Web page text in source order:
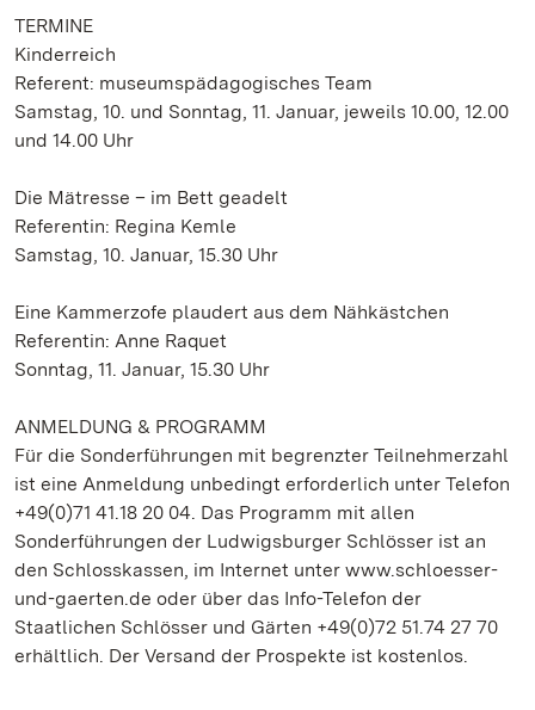
TERMINE
Kinderreich
Referent: museumspädagogisches Team
Samstag, 10. und Sonntag, 11. Januar, jeweils 10.00, 12.00
und 14.00 Uhr
Die Mätresse – im Bett geadelt
Referentin: Regina Kemle
Samstag, 10. Januar, 15.30 Uhr
Eine Kammerzofe plaudert aus dem Nähkästchen
Referentin: Anne Raquet
Sonntag, 11. Januar, 15.30 Uhr
ANMELDUNG & PROGRAMM
Für die Sonderführungen mit begrenzter Teilnehmerzahl
ist eine Anmeldung unbedingt erforderlich unter Telefon
+49(0)71 41.18 20 04. Das Programm mit allen
Sonderführungen der Ludwigsburger Schlösser ist an
den Schlosskassen, im Internet unter www.schloesser-
und-gaerten.de oder über das Info-Telefon der
Staatlichen Schlösser und Gärten +49(0)72 51.74 27 70
erhältlich. Der Versand der Prospekte ist kostenlos.